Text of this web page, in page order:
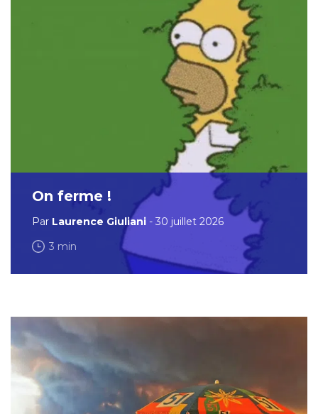
On ferme !
Par Laurence Giuliani - 30 juillet 2026
3 min